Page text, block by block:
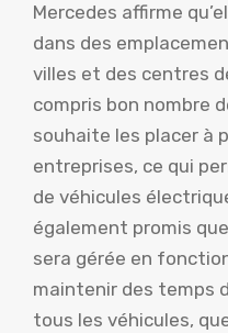
Mercedes affirme
dans des
villes et des centres
compris bon nombre
souhaite les placer à
entreprises, ce qui
de véhicules
également promis
sera gérée en
maintenir des temps
tous les véhicules,